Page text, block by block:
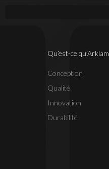
Qu’est-ce qu’Arklam
Conception
Qualité
Innovation
Durabilité